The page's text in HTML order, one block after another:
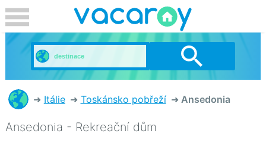
Itálie Toskánsko pobřeží Ansedonia
Ansedonia - Rekreační dům